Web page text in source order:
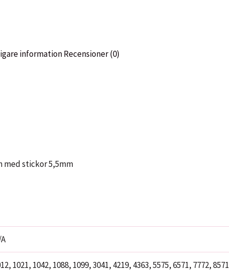
informationRecensioner (0)
med stickor 5,5mm
1021, 1042, 1088, 1099, 3041, 4219, 4363, 5575, 6571, 7772, 8571